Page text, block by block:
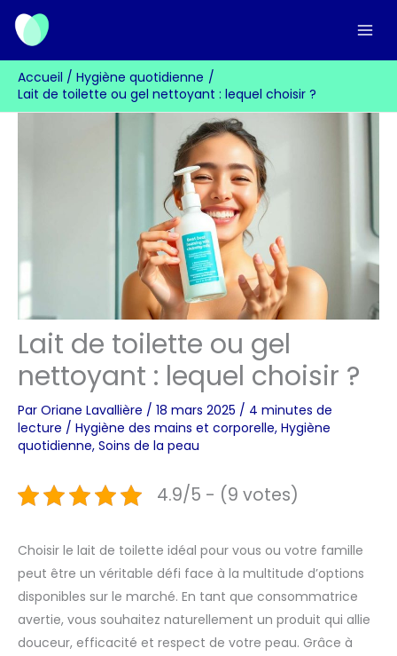
Aller
contenu
Accueil
Hygiène quotidienne
Lait de toilette ou gel nettoyant : lequel choisir ?
Lait de toilette ou gel
nettoyant : lequel choisir ?
Par Oriane Lavallière / 18 mars 2025 / 4 minutes de
lecture / Hygiène des mains et corporelle, Hygiène
quotidienne, Soins de la peau
4.9/5 - (9 votes)
Choisir le lait de toilette idéal pour vous ou votre famille
peut être un véritable défi face à la multitude d’options
disponibles sur le marché. En tant que consommatrice
avertie, vous souhaitez naturellement un produit qui allie
douceur, efficacité et respect de votre peau. Grâce à